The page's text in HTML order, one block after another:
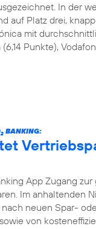
In der
auf Platz drei,
mit
Punkte),
2 BANKING:
App Zugang
Im anhaltenden
nach neuen Spar-
von